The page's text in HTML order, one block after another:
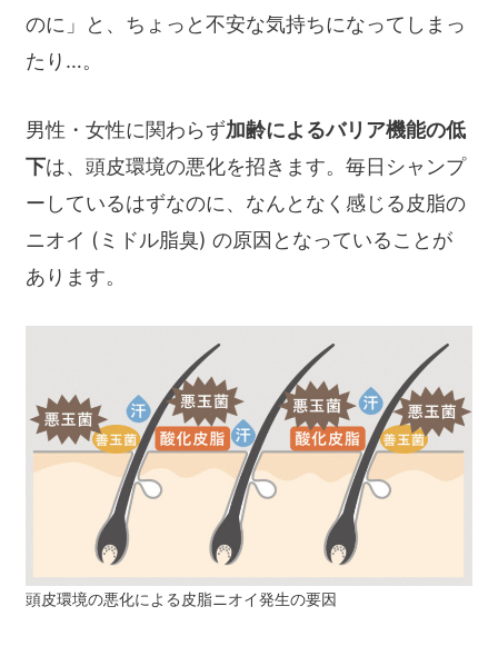
のに」と、ちょっと不安な気持ちになってしまっ
たり…。
男性・女性に関わらず加齢によるバリア機能の低
下は、頭皮環境の悪化を招きます。毎日シャンプ
ーしているはずなのに、なんとなく感じる皮脂の
ニオイ (ミドル脂臭) の原因となっていることが
あります。
頭皮環境の悪化による皮脂ニオイ発生の要因